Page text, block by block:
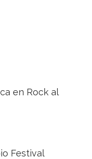
en Rock al
Festival